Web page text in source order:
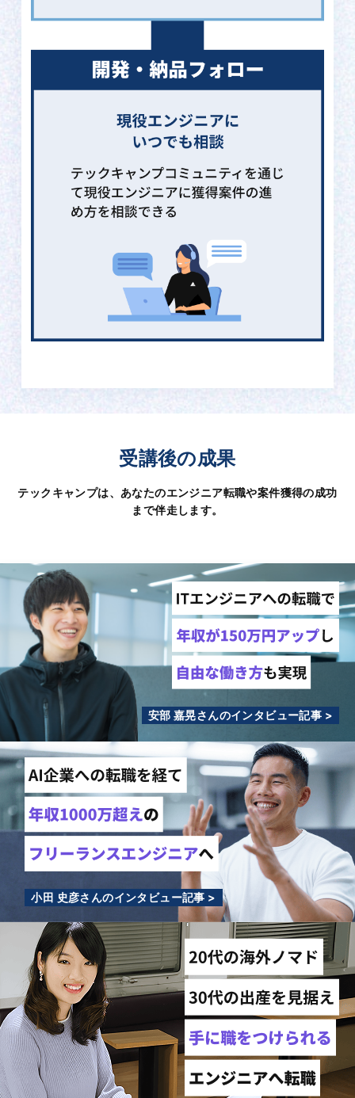
受講後の成果
テックキャンプは、あなたのエンジニア転職や案件獲得の成功
まで伴走します。
安部 嘉晃さんのインタビュー記事 >
小田 史彦さんのインタビュー記事 >